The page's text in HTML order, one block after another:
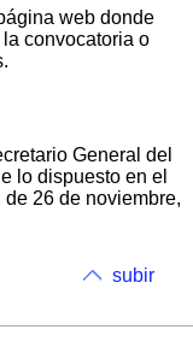
web donde
convocatoria o
General del
lo dispuesto en el
26 de noviembre,
subir